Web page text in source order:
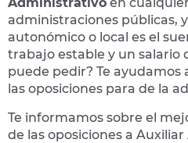
administraciones públicas,
autonómico o local es el
trabajo estable y un salario
puede pedir? Te ayudamos
las oposiciones para de la
Te informamos sobre el
de las oposiciones a